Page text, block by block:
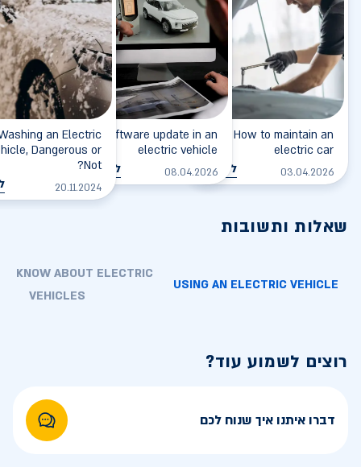
How to maintain an
electric car
03.04.2026 לקריאה
Software update in an
electric vehicle
08.04.2026 לקריאה
an Electric
Dangerous or
Not?
20.11.2024
שאלות ותשובות
USING AN ELECTRIC VEHICLE
KNOW ABOUT ELECTRIC
VEHICLES
רוצים לשמוע עוד?
דברו איתנו איך שנוח לכם